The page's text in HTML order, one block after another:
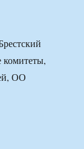
комитеты,
ОО